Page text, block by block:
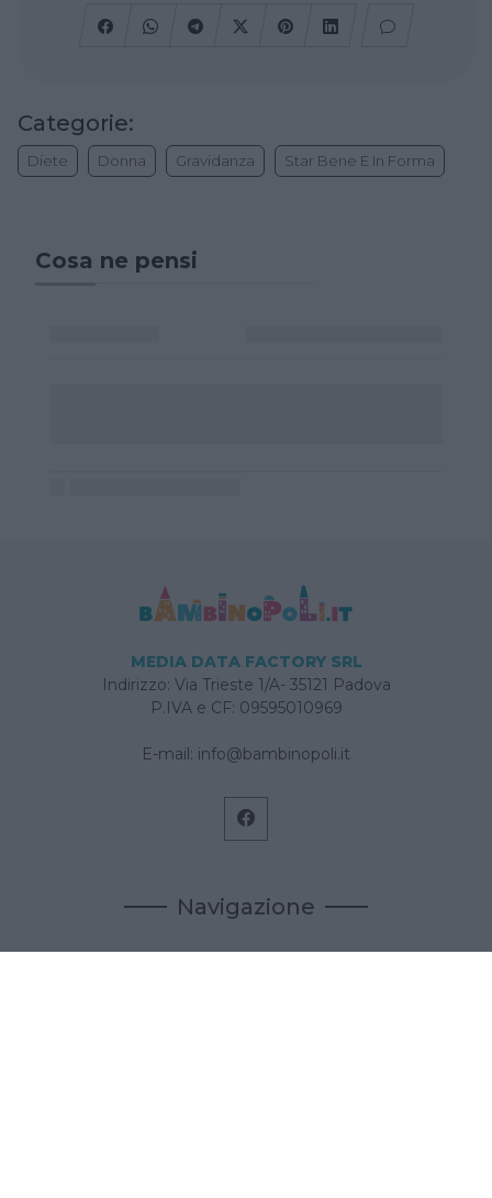
Categorie:
Diete Donna Gravidanza Star Bene E In Forma
Cosa ne pensi
MEDIA DATA FACTORY SRL
Indirizzo: Via Trieste 1/A- 35121 Padova
P.IVA e CF: 09595010969
E-mail: info@bambinopoli.it
Navigazione
Concepire